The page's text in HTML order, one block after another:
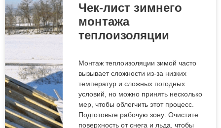
Чек-лист зимнего
монтажа
теплоизоляции
Монтаж теплоизоляции зимой часто
вызывает сложности из-за низких
температур и сложных погодных
условий, но можно принять несколько
мер, чтобы облегчить этот процесс.
Подготовьте рабочую зону: Очистите
поверхность от снега и льда, чтобы